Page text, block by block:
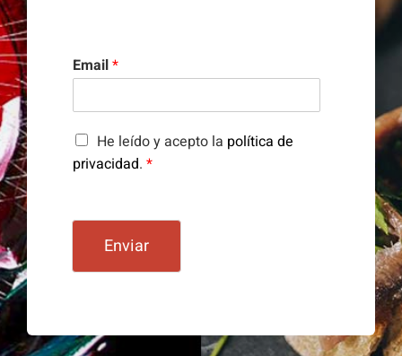
Email*
A
c
u
d
R
*
He leído y acepto la política de
privacidad. *
Enviar